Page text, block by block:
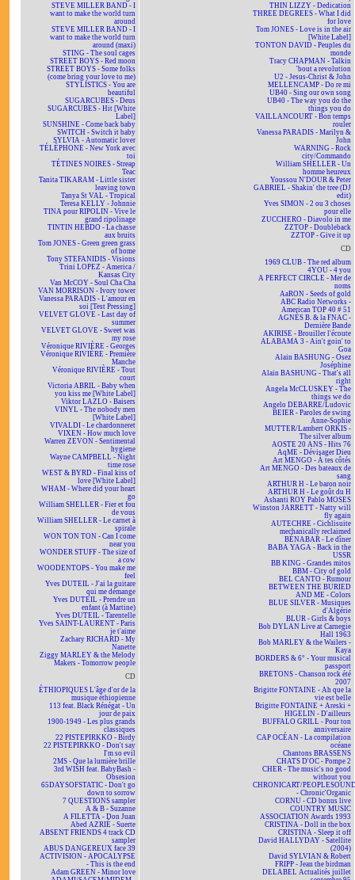
STEVE MILLER BAND - I
want to make the world turn
around
STEVE MILLER BAND - I
want to make the world turn
around (maxi)
STING - The soul cages
STREET BOYS - Red moon
STREET BOYS - Some folks
(come bring your love to me)
STYLISTICS - You are
beautiful
SUGARCUBES - Deus
SUGARCUBES - Hit [White
Label]
SUNSHINE - Come back baby
SWITCH - Switch it baby
SYLVIA - Automatic lover
TÉLÉPHONE - New York avec
toi
TÉTINES NOIRES - Streap
Teac
Tanita TIKARAM - Little sister
leaving town
Tanya St VAL - Tropical
Teresa KELLY - Johnnie
TINA pour RIPOLIN - Vive le
grand ripolinage
TINTIN HEBDO - La chasse
aux bruits
Tom JONES - Green green grass
of home
Tony STEFANIDIS - Visions
Trini LOPEZ - America /
Kansas City
Van McCOY - Soul Cha Cha
VAN MORRISON - Ivory tower
Vanessa PARADIS - L'amour en
soi [Test Pressing]
VELVET GLOVE - Last day of
summer
VELVET GLOVE - Sweet was
my rose
Véronique RIVIÈRE - Georges
Véronique RIVIÈRE - Première
Manche
Véronique RIVIÈRE - Tout
court
Victoria ABRIL - Baby when
you kiss me [White Label]
Viktor LAZLO - Baisers
VINYL - The nobody men
[White Label]
VIVALDI - Le chardonneret
VIXEN - How much love
Warren ZEVON - Sentimental
hygiene
Wayne CAMPBELL - Night
time rose
WEST & BYRD - Final kiss of
love [White Label]
WHAM - Where did your heart
go
William SHELLER - Fier et fou
de vous
William SHELLER - Le carnet à
spirale
WON TON TON - Can I come
near you
WONDER STUFF - The size of
a cow
WOODENTOPS - You make me
feel
Yves DUTEIL - J'ai la guitare
qui me démange
Yves DUTEIL - Prendre un
enfant (à Martine)
Yves DUTEIL - Tarentelle
Yves SAINT-LAURENT - Paris
je t'aime
Zachary RICHARD - My
Nanette
Ziggy MARLEY & the Melody
Makers - Tomorrow people
CD
ÉTHIOPIQUES L'âge d'or de la
musique éthiopienne
113 feat. Black Rénégat - Un
jour de paix
1900-1949 - Les plus grands
classiques
22 PISTEPIRKKO - Birdy
22 PISTEPIRKKO - Don't say
I'm so evil
2MS - Que la lumière brille
3rd WISH feat. BabyBash -
Obsesion
65DAYSOFSTATIC - Don't go
down to sorrow
7 QUESTIONS sampler
A & B - Suzanne
A FILETTA - Don Juan
Abed AZRIÉ - Suerte
ABSENT FRIENDS 4 track CD
sampler
ABUS DANGEREUX face 39
ACTIVISION - APOCALYPSE
- This is the end
Adam GREEN - Minor love
THIN LIZZY - Dedication
THREE DEGREES - What I did
for love
Tom JONES - Love is in the air
[White Label]
TONTON DAVID - Peuples du
monde
Tracy CHAPMAN - Talkin
'bout a revolution
U2 - Jesus-Christ & John
MELLENCAMP - Do re mi
UB40 - Sing our own song
UB40 - The way you do the
things you do
VAILLANCOURT - Bon temps
rouler
Vanessa PARADIS - Marilyn &
John
WARNING - Rock
city/Commando
William SHELLER - Un
homme heureux
Youssou N'DOUR & Peter
GABRIEL - Shakin' the tree (DJ
edit)
Yves SIMON - 2 ou 3 choses
pour elle
ZUCCHERO - Diavolo in me
ZZTOP - Doubleback
ZZTOP - Give it up
CD
1969 CLUB - The red album
4YOU - 4 you
A PERFECT CIRCLE - Mer de
noms
AaRON - Seeds of gold
ABC Radio Networks -
American TOP 40 # 51
AGNÈS B. & la FNAC -
Dernière Bande
AKIRISE - Brouiller l'écoute
ALABAMA 3 - Ain't goin' to
Goa
Alain BASHUNG - Osez
Joséphine
Alain BASHUNG - That's all
right
Angela McCLUSKEY - The
things we do
Angelo DEBARRE/Ludovic
BEIER - Paroles de swing
Anne-Sophie
MUTTER/Lambert ORKIS -
The silver album
AOSTE 20 ANS - Hits 76
AqME - Dévisager Dieu
Art MENGO - À tes côtés
Art MENGO - Des bateaux de
sang
ARTHUR H - Le baron noir
ARTHUR H - Le goût du H
Ashanti ROY Pablo MOSES
Winston JARRETT - Natty will
fly again
AUTECHRE - Cichlisuite
mechanically reclaimed
BÉNABAR - Le dîner
BABA YAGA - Back in the
USSR
BB KING - Grandes mitos
BBM - City of gold
BEL CANTO - Rumour
BETWEEN THE BURIED
AND ME - Colors
BLUE SILVER - Musiques
d'Algérie
BLUR - Girls & boys
Bob DYLAN Live at Carnegie
Hall 1963
Bob MARLEY & the Wailers -
Kaya
BORDERS & 6° - Your musical
passport
BRETONS - Chanson rock été
2007
Brigitte FONTAINE - Ah que la
vie est belle
Brigitte FONTAINE + Areski +
HIGELIN - D'ailleurs
BUFFALO GRILL - Pour ton
anniversaire
CAP OCÉAN - La compilation
océane
Chantons BRASSENS
CHATS D'OC - Pompe 2
CHER - The music's no good
without you
CHRONICART/
- Chronic'Organic
CORNU - CD bonus live
COUNTRY MUSIC
ASSOCIATION Awards 1993
CRISTINA - Doll in the box
CRISTINA - Sleep it off
David HALLYDAY - Satellite
(2004)
David SYLVIAN & Robert
FRIPP - Jean the birdman
DELABEL Actualités juillet